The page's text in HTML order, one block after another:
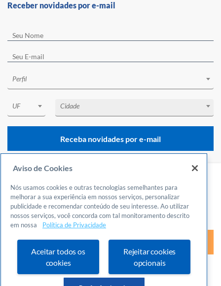
Acesso ao curso
Gostou? Clique abaixo para mais informações!
Acessar
A página será redirecionada para o portal
Central de Atendimento
0800 570 0800
24 horas por dia
Fale Conosco
Ouvidoria
Definições de cookies
Receber novidades por e-mail
Perfil
UF Cidade
Receba novidades por e-mail
Aviso de Cookies
Nós usamos cookies e outras tecnologias semelhantes para
melhorar a sua experiência em nossos serviços, personalizar
publicidade e recomendar conteúdo de seu interesse. Ao utilizar
nossos serviços, você concorda com tal monitoramento descrito
em nossa
Política de Privacidade
Aceitar todos os
cookies
Rejeitar cookies
opcionais